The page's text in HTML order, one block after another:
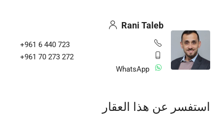
Rani Taleb
+961 6 440 723
+961 70 273 272
WhatsApp
استفسر عن هذا العقار